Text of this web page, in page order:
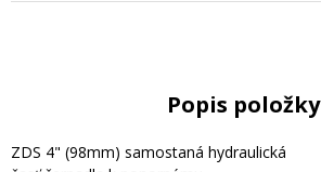
Popis položky
ZDS 4" (98mm) samostaná hydraulická